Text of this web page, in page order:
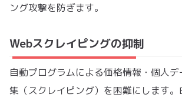
ング攻撃を防ぎます。
Webスクレイピングの抑制
自動プログラムによる価格情報・個人
集（スクレイピング）を困難にします。